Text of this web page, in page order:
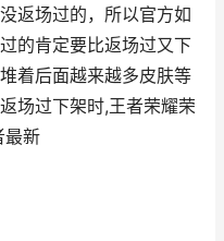
返场过的，所以官方如
的肯定要比返场过又下
着后面越来越多皮肤等
场过下架时,王者荣耀荣
最新